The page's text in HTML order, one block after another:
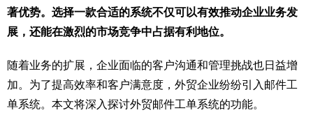
著优势。选择一款合适的系统不仅可以有效推动企业业务发
展，还能在激烈的市场竞争中占据有利地位。
随着业务的扩展，企业面临的客户沟通和管理挑战也日益增
加。为了提高效率和客户满意度，外贸企业纷纷引入邮件工
单系统。本文将深入探讨外贸邮件工单系统的功能。